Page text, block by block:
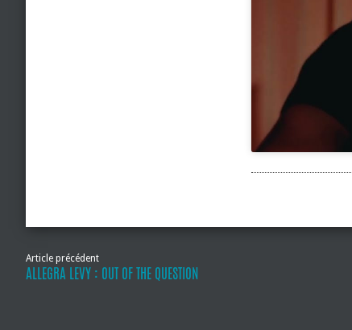
Article précédent
ALLEGRA LEVY : OUT OF THE QUESTION